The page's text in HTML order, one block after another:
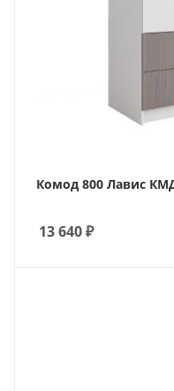
Комод 800 Лавис
13 640₽